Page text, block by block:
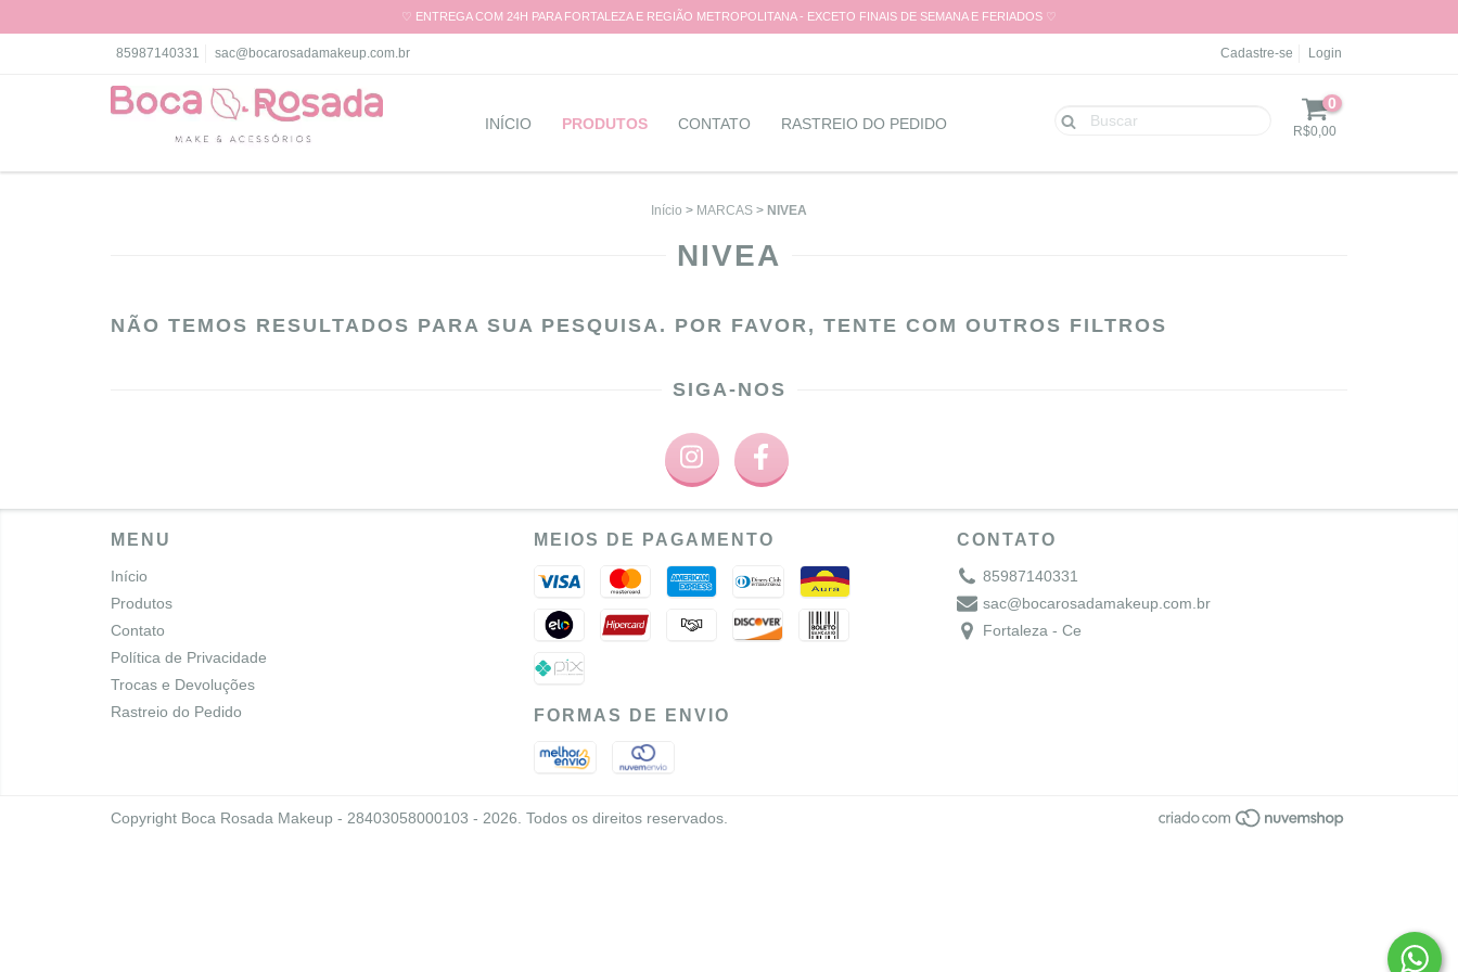
♡ ENTREGA COM 24H PARA FORTALEZA E REGIÃO METROPOLITANA - EXCETO FINAIS DE SEMANA E FERIADOS ♡
85987140331 sac@bocarosadamakeup.com.br Cadastre-se Login
INÍCIO PRODUTOS CONTATO RASTREIO DO PEDIDO
0
R$0,00
Início > MARCAS > NIVEA
NIVEA
NÃO TEMOS RESULTADOS PARA SUA PESQUISA. POR FAVOR, TENTE COM OUTROS FILTROS
SIGA-NOS
MENU
Início
Produtos
Contato
Política de Privacidade
Trocas e Devoluções
Rastreio do Pedido
MEIOS DE PAGAMENTO
FORMAS DE ENVIO
CONTATO
85987140331
sac@bocarosadamakeup.com.br
Fortaleza - Ce
Copyright Boca Rosada Makeup - 28403058000103 - 2026. Todos os direitos reservados.